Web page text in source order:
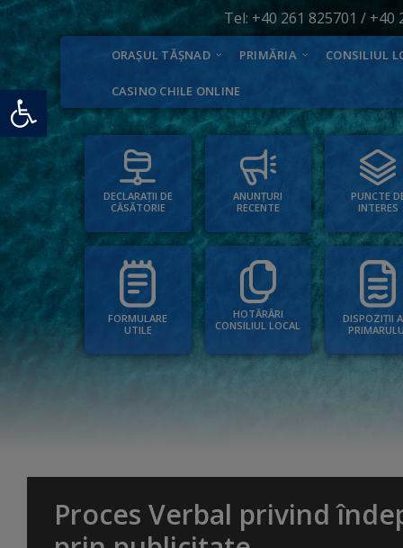
Deschide bara de unelte
Tel: +40 261 825701 / +40
ORAȘUL TĂȘNAD PRIMĂRIA CONSILIUL
CASINO CHILE ONLINE
DECLARAȚII DE
CĂSĂTORIE
ANUNȚURI
RECENTE
PUNCTE
INTERES
FORMULARE
UTILE
HOTĂRÂRI
CONSILIUL LOCAL
DISPOZIȚII
Proces Verbal privind